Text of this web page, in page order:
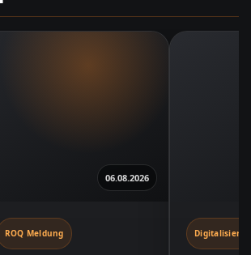
06.08.2026
ROQ Meldung